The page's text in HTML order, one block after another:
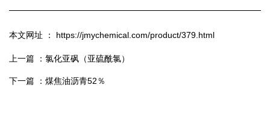
本文网址 ： https://jmychemical.com/product/379.html
上一篇 ： 氯化亚砜（亚硫酰氯）
下一篇 ： 煤焦油沥青52％